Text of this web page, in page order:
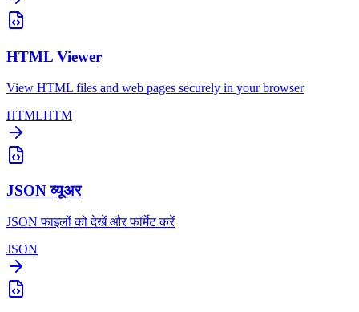
HTML Viewer
View HTML files and web pages securely in your browser
HTMLHTM
JSON व्यूअर
JSON फाइलों को देखें और फॉर्मेट करें
JSON